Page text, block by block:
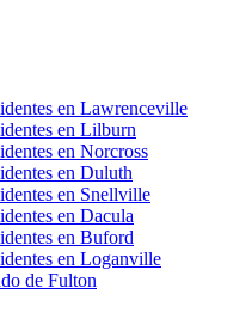
en Lawrenceville
en Lilburn
en Norcross
en Duluth
en Snellville
en Dacula
en Buford
en Loganville
de Fulton